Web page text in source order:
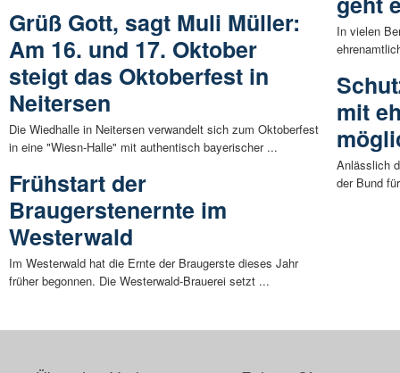
Grüß Gott, sagt Muli Müller:
Am 16. und 17. Oktober
steigt das Oktoberfest in
Neitersen
Die Wiedhalle in Neitersen verwandelt sich zum Oktoberfest
in eine "Wiesn-Halle" mit authentisch bayerischer ...
Frühstart der
Braugerstenernte im
Westerwald
Im Westerwald hat die Ernte der Braugerste dieses Jahr
früher begonnen. Die Westerwald-Brauerei setzt ...
In vielen
mit
Anlässlich
der Bund